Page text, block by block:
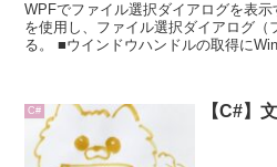
WPFでファイル選択ダイアログを表示する WPFで
を使用し、ファイル選択ダイアログ（
る。 ■ウインドウハンドルの取得に
C# 【C#】